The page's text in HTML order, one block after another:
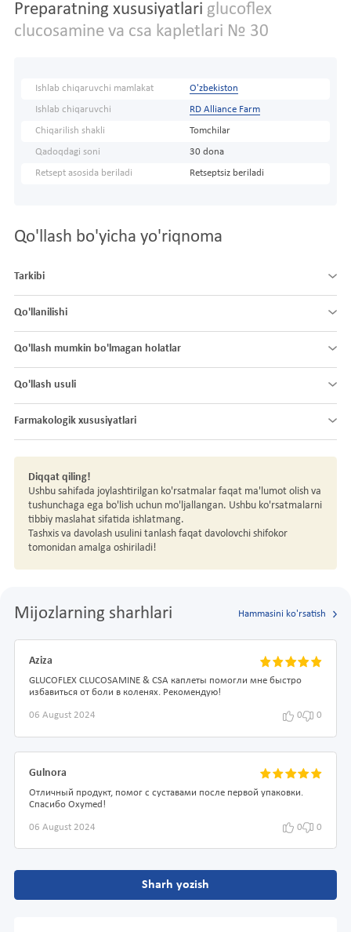
Preparatning xususiyatlari glucoflex
clucosamine va csa kapletlari № 30
Ishlab chiqaruvchi mamlakat O'zbekiston
Ishlab chiqaruvchi RD Alliance Farm
Chiqarilish shakli Tomchilar
Qadoqdagi soni 30 dona
Retsept asosida beriladi Retseptsiz beriladi
Qo'llash bo'yicha yo'riqnoma
Tarkibi
Qo'llanilishi
Qo'llash mumkin bo'lmagan holatlar
Qo'llash usuli
Farmakologik xususiyatlari
Diqqat qiling!
Ushbu sahifada joylashtirilgan ko'rsatmalar faqat ma'lumot olish va
tushunchaga ega bo'lish uchun mo'ljallangan. Ushbu ko'rsatmalarni
tibbiy maslahat sifatida ishlatmang.
Tashxis va davolash usulini tanlash faqat davolovchi shifokor
tomonidan amalga oshiriladi!
Mijozlarning sharhlari Hammasini ko'rsatish
Aziza
GLUCOFLEX CLUCOSAMINE & CSA каплеты помогли мне быстро
избавиться от боли в коленях. Рекомендую!
06 August 2024 0 0
Gulnora
Отличный продукт, помог с суставами после первой упаковки.
Спасибо Oxymed!
06 August 2024 0 0
Sharh yozish